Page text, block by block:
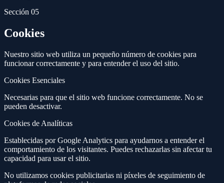
Sección 05
Cookies
Nuestro sitio web utiliza un pequeño número de cookies para
funcionar correctamente y para entender el uso del sitio.
Cookies Esenciales
Necesarias para que el sitio web funcione correctamente. No se
pueden desactivar.
Cookies de Analíticas
Establecidas por Google Analytics para ayudarnos a entender el
comportamiento de los visitantes. Puedes rechazarlas sin afectar tu
capacidad para usar el sitio.
No utilizamos cookies publicitarias ni píxeles de seguimiento de